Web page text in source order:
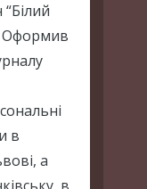
Оформив
в
а